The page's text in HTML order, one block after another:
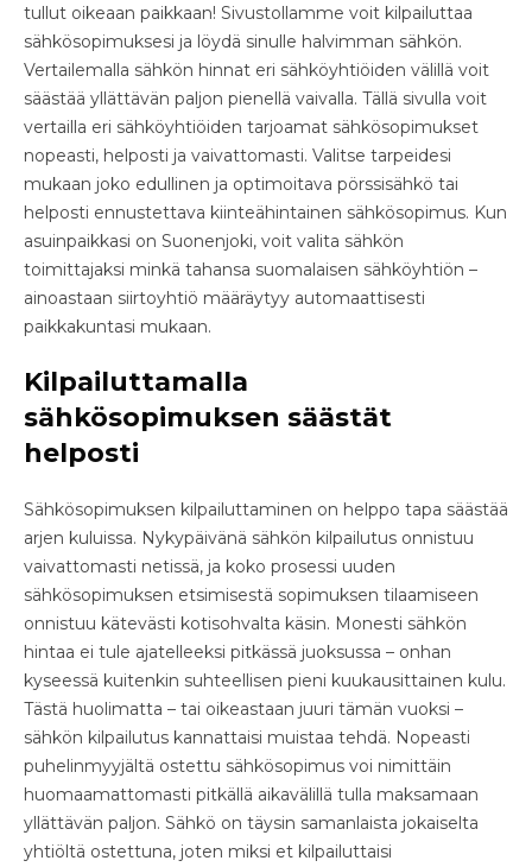
tullut oikeaan paikkaan! Sivustollamme voit kilpailuttaa
sähkösopimuksesi ja löydä sinulle halvimman sähkön.
Vertailemalla sähkön hinnat eri sähköyhtiöiden välillä voit
säästää yllättävän paljon pienellä vaivalla. Tällä sivulla voit
vertailla eri sähköyhtiöiden tarjoamat sähkösopimukset
nopeasti, helposti ja vaivattomasti. Valitse tarpeidesi
mukaan joko edullinen ja optimoitava pörssisähkö tai
helposti ennustettava kiinteähintainen sähkösopimus. Kun
asuinpaikkasi on Suonenjoki, voit valita sähkön
toimittajaksi minkä tahansa suomalaisen sähköyhtiön –
ainoastaan siirtoyhtiö määräytyy automaattisesti
paikkakuntasi mukaan.
Kilpailuttamalla
sähkösopimuksen säästät
helposti
Sähkösopimuksen kilpailuttaminen on helppo tapa säästää
arjen kuluissa. Nykypäivänä sähkön kilpailutus onnistuu
vaivattomasti netissä, ja koko prosessi uuden
sähkösopimuksen etsimisestä sopimuksen tilaamiseen
onnistuu kätevästi kotisohvalta käsin. Monesti sähkön
hintaa ei tule ajatelleeksi pitkässä juoksussa – onhan
kyseessä kuitenkin suhteellisen pieni kuukausittainen kulu.
Tästä huolimatta – tai oikeastaan juuri tämän vuoksi –
sähkön kilpailutus kannattaisi muistaa tehdä. Nopeasti
puhelinmyyjältä ostettu sähkösopimus voi nimittäin
huomaamattomasti pitkällä aikavälillä tulla maksamaan
yllättävän paljon. Sähkö on täysin samanlaista jokaiselta
yhtiöltä ostettuna, joten miksi et kilpailuttaisi